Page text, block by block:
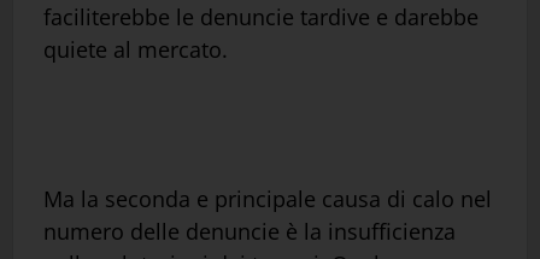
faciliterebbe le denuncie tardive e darebbe
quiete al mercato.
Ma la seconda e principale causa di calo nel
numero delle denuncie è la insufficienza